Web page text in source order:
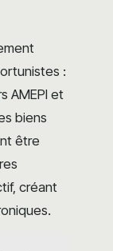
:
AMEPI et
biens
être
créant